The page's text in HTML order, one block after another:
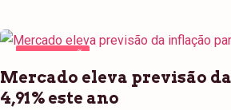
Mercado eleva previsão
4,91% este ano